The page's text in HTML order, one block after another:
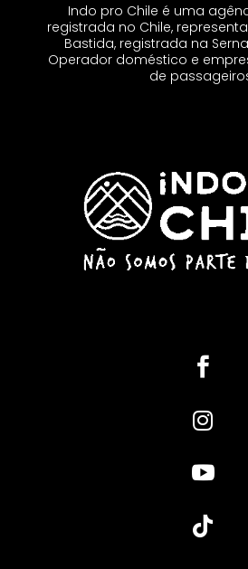
Indo pro Chile é uma
registrada no Chile,
Bastida, registrada na
Operador doméstico e
de



